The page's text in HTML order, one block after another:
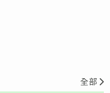
全部